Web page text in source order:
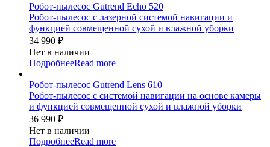
Робот-пылесос Gutrend Echo 520
Робот-пылесос с лазерной системой навигации и
функцией совмещенной сухой и влажной уборки
34 990 ₽
Нет в наличии
ПодробнееRead more
Робот-пылесос Gutrend Lens 610
Робот-пылесос с системой навигации на основе камеры
и функцией совмещенной сухой и влажной уборки
36 990 ₽
Нет в наличии
ПодробнееRead more